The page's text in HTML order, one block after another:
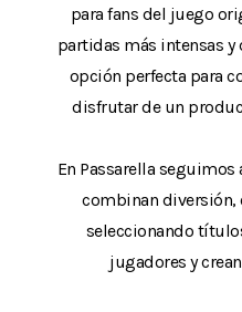
para fans del juego
partidas más intensas y
opción perfecta para
disfrutar de un
En Passarella
combinan diversión,
seleccionando
jugadores y